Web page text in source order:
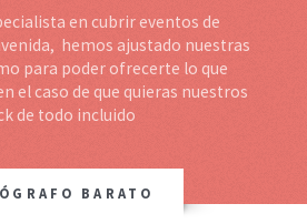
en cubrir eventos de
hemos ajustado nuestras
para poder ofrecerte lo que
el caso de que quieras nuestros
de todo incluido
BARATO